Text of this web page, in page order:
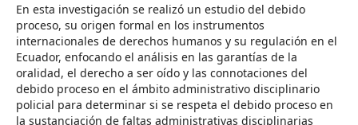
En esta investigación se realizó un estudio del debido
proceso, su origen formal en los instrumentos
internacionales de derechos humanos y su regulación en el
Ecuador, enfocando el análisis en las garantías de la
oralidad, el derecho a ser oído y las connotaciones del
debido proceso en el ámbito administrativo disciplinario
policial para determinar si se respeta el debido proceso en
la sustanciación de faltas administrativas disciplinarias